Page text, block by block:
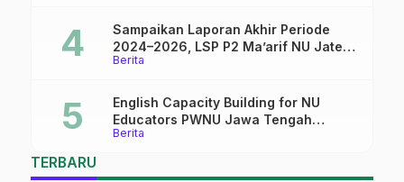
Berita
Sampaikan Laporan Akhir Periode
2024–2026, LSP P2 Ma’arif NU Jateng
Mantapkan Sinergi Link and Match
Berita
English Capacity Building for NU
Educators PWNU Jawa Tengah
Batch#4; Membuka Jalan Menuju
TERBARU